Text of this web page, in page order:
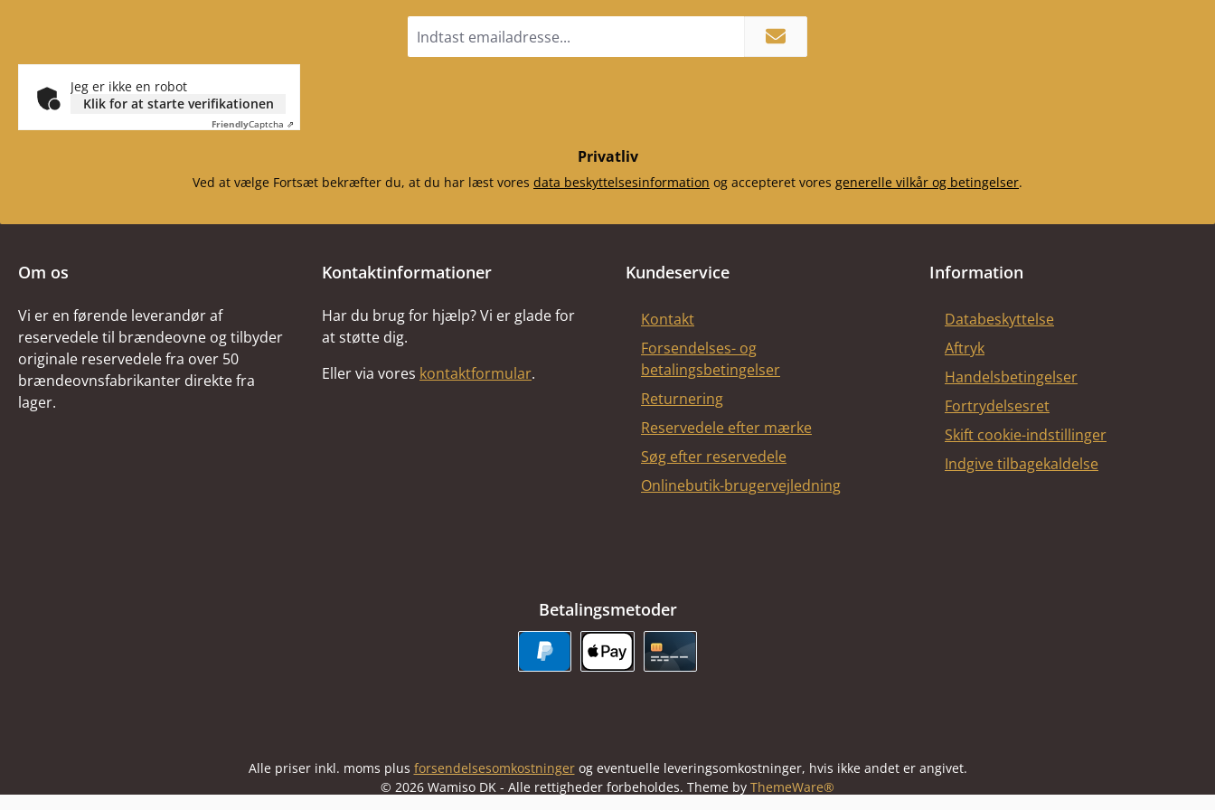
(140 x 459 x 30 mm),
bagvægssten højre (140 x
459 x 30 mm)
Bagvægssten venstre
midter (113 x 459 x 30
kabelafbøjning (535 x 171
adresse
Jeg er ikke en robot
Klik for at starte verifikationen
FriendlyCaptcha ⇗
Privatliv
Ved at vælge Fortsæt bekræfter du, at du har læst vores data beskyttelsesinformation og accepteret vores generelle vilkår og betingelser.
Om os
Vi er en førende leverandør af
reservedele til brændeovne og tilbyder
originale reservedele fra over 50
brændeovnsfabrikanter direkte fra
lager.
Kontaktinformationer
Har du brug for hjælp? Vi er glade for
at støtte dig.
Eller via vores kontaktformular.
Kundeservice
Kontakt
Forsendelses- og
betalingsbetingelser
Returnering
Reservedele efter mærke
Søg efter reservedele
Onlinebutik-brugervejledning
Information
Databeskyttelse
Aftryk
Handelsbetingelser
Fortrydelsesret
Skift cookie-indstillinger
Indgive tilbagekaldelse
Betalingsmetoder
Alle priser inkl. moms plus forsendelsesomkostningerog eventuelle leveringsomkostninger, hvis ikke andet er angivet.
© 2026 Wamiso DK - Alle rettigheder forbeholdes. Theme by ThemeWare®